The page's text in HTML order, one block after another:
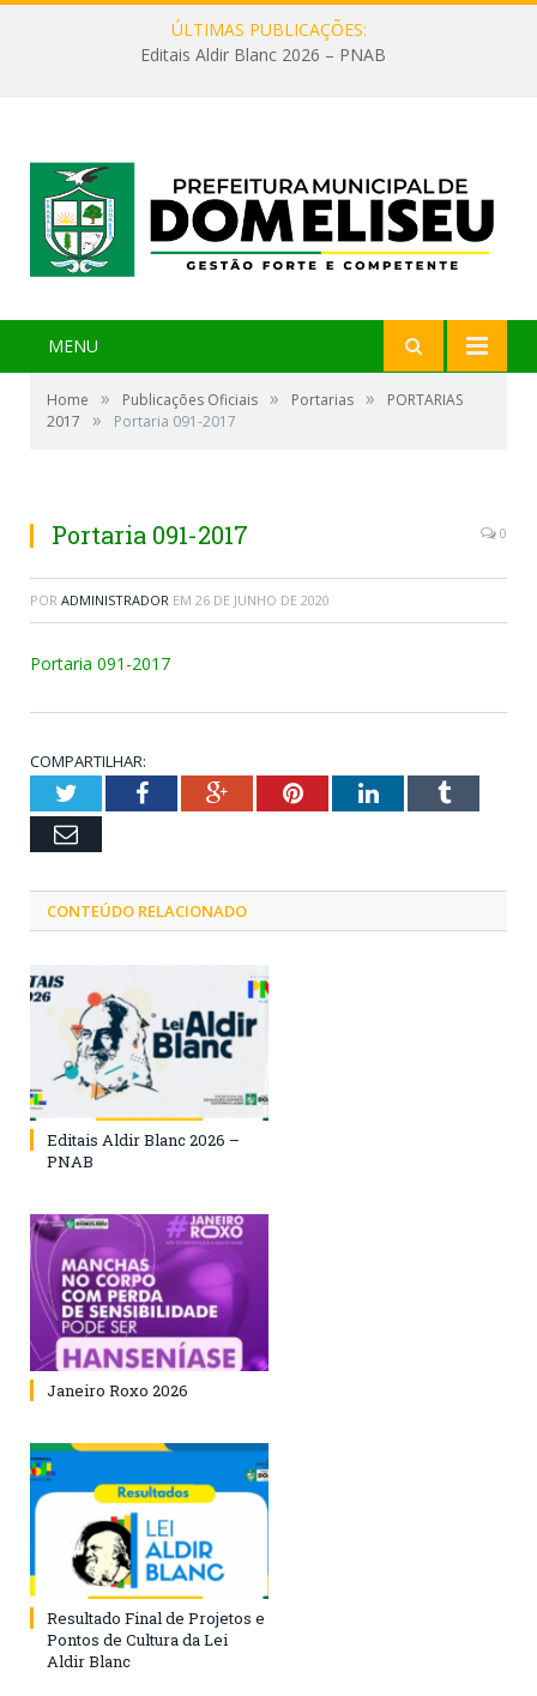
ÚLTIMAS PUBLICAÇÕES:
Editais Aldir Blanc 2026 – PNAB
MENU
Home » Publicações Oficiais » Portarias »
PORTARIAS
2017
» Portaria 091-2017
Portaria 091-2017 0
POR ADMINISTRADOR EM 26 DE JUNHO DE 2020
Portaria 091-2017
COMPARTILHAR:
TwitterFacebookGoogle+PinterestLinkedInTumblr
Email
CONTEÚDO RELACIONADO
Editais Aldir Blanc 2026 –
PNAB
Janeiro Roxo 2026
Resultado Final de Projetos e
Pontos de Cultura da Lei
Aldir Blanc